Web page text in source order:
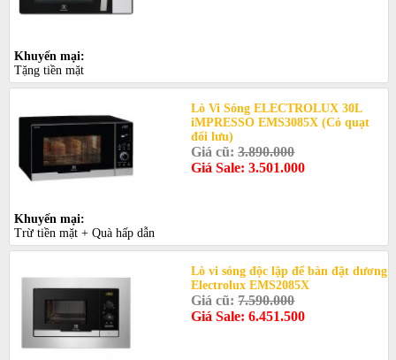
Khuyến mại:
Tặng tiền mặt
Lò Vi Sóng ELECTROLUX 30L
iMPRESSO EMS3085X (Có quạt
đối lưu)
Giá cũ:3.890.000
Giá Sale: 3.501.000
Khuyến mại:
Trừ tiền mặt + Quà hấp dẫn
Lò vi sóng độc lập để bàn đặt dương
Electrolux EMS2085X
Giá cũ:7.590.000
Giá Sale: 6.451.500